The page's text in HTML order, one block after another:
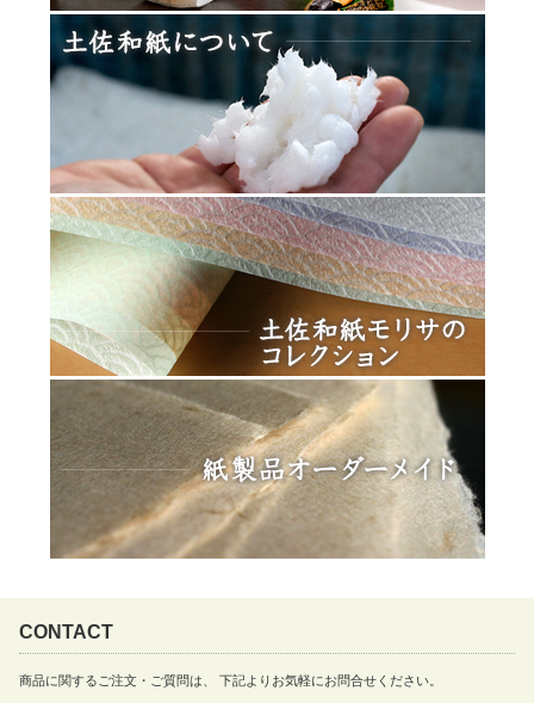
CONTACT
商品に関するご注文・ご質問は、 下記よりお気軽にお問合せください。